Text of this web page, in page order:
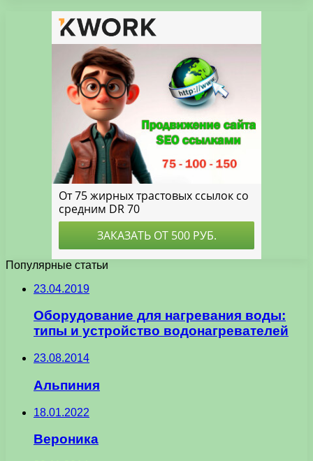
Популярные статьи
23.04.2019
Оборудование для нагревания воды:
типы и устройство водонагревателей
23.08.2014
Альпиния
18.01.2022
Вероника